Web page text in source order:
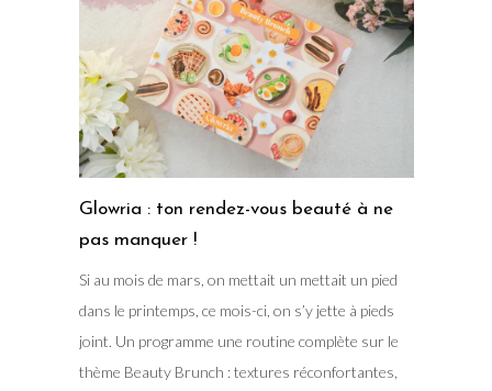
Glowria : ton rendez-vous beauté à ne
pas manquer !
Si au mois de mars, on mettait un mettait un pied
dans le printemps, ce mois-ci, on s’y jette à pieds
joint. Un programme une routine complète sur le
thème Beauty Brunch : textures réconfortantes,